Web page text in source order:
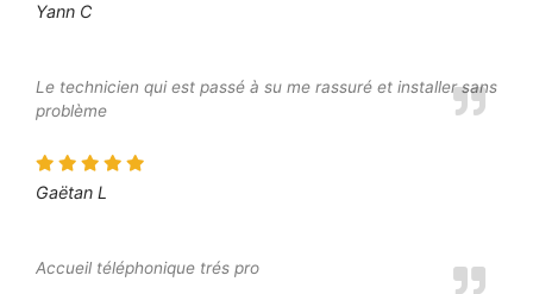
Yann C
Le technicien qui est passé à su me rassuré et installer sans
problème
Gaëtan L
Accueil téléphonique trés pro